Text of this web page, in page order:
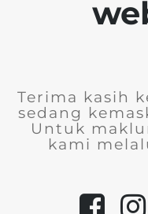
Terima kasih
sedang
Untuk
kami